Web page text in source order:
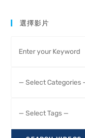
選擇影片